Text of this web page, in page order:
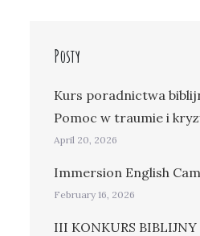
Posty
Kurs poradnictwa
Pomoc w traumie i
April 20, 2026
Immersion English
February 16, 2026
III KONKURS BIBLIJNY